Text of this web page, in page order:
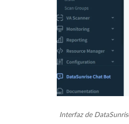
Interfaz de